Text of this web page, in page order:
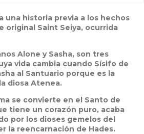
una historia previa a los hechos
original Saint Seiya, ocurrida
Alone y Sasha, son tres
vida cambia cuando Sísifo de
al Santuario porque es la
diosa Atenea.
se convierte en el Santo de
tiene un corazón puro, acaba
por los dioses gemelos del
la reencarnación de Hades.